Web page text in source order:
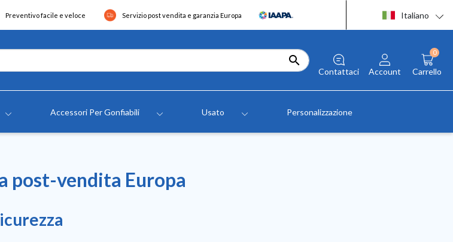
Preventivo facile e veloce Servizio post vendita e garanzia Europa Italiano

Contattaci Account
0
Carrello
Accessori Per Gonfiabili Usato Personalizzazione
post-vendita Europa